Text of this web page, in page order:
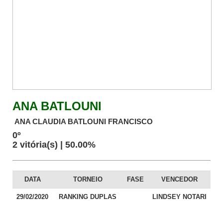
ANA BATLOUNI
ANA CLAUDIA BATLOUNI FRANCISCO
0º
2 vitória(s) | 50.00%
DATA TORNEIO FASE VENCEDOR
29/02/2020
RANKING DUPLAS
LINDSEY NOTARI